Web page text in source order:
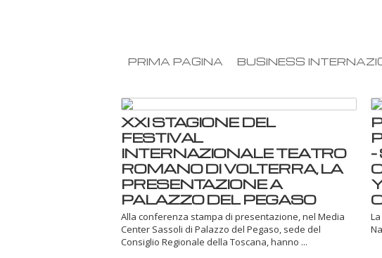
PRIMA PAGINA BUSINESS
XXI STAGIONE DEL
FESTIVAL
INTERNAZIONALE TEATRO
ROMANO DI VOLTERRA, LA
PRESENTAZIONE A
PALAZZO DEL PEGASO
Alla conferenza stampa di presentazione, nel Media
Center Sassoli di Palazzo del Pegaso, sede del
Consiglio Regionale della Toscana, hanno ...